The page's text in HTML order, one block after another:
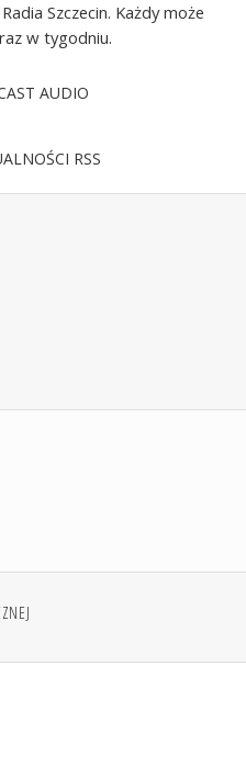
Szczecin. Każdy może
w tygodniu.
AUDIO
RSS